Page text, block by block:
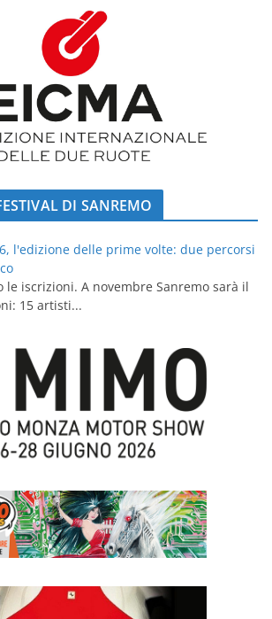
DI SANREMO
l'edizione delle prime volte: due percorsi
le iscrizioni. A novembre Sanremo sarà il
15 artisti...